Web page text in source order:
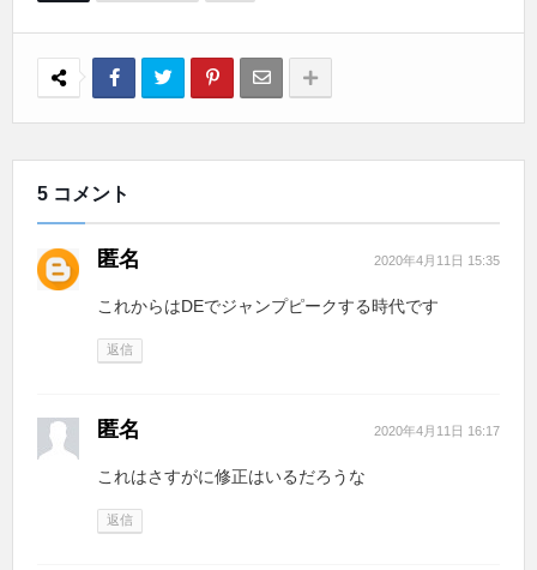
5 コメント
匿名 2020年4月11日 15:35
これからはDEでジャンプピークする時代です
返信
匿名 2020年4月11日 16:17
これはさすがに修正はいるだろうな
返信